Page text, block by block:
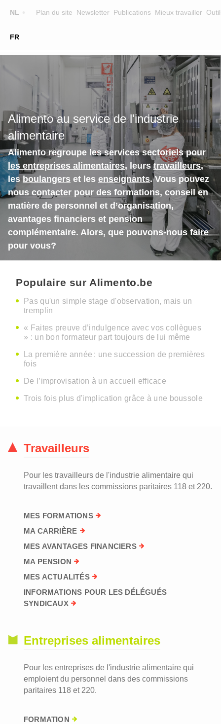
NL
FR
Plan du site Newsletter Publications Mieux travailler
Main
SUR ALIMENTO
EQUIPE
CONTACT
CHERCHER UNE FORMATION
Alimento au service de l'industrie
alimentaire
Alimento regroupe les services sectoriels pour
les entreprises alimentaires, leurstravailleurs,
les boulangers et les enseignants. Vous pouvez
nous contacter pour des formations, conseil en
matière de personnel et d’organisation,
avantages financiers et pension
complémentaire. Alors, que pouvons-nous faire
pour vous?
Populaire sur Alimento.be
Pas qu'un simple stage d'observation, mais un
tremplin
« Faites preuve d’indulgence avec vos collègues
» : un bon formateur part toujours de lui même
La première année : une succession de premières
fois
De l’improvisation à un accueil efficace
Trois fois plus d'implication grâce à une boussole
Travailleurs
Pour les travailleurs de l'industrie alimentaire qui
travaillent dans les commissions paritaires 118 et 220.
MES FORMATIONS
MA CARRIÈRE
MES AVANTAGES FINANCIERS
MA PENSION
MES ACTUALITÉS
INFORMATIONS POUR LES DÉLÉGUÉS
SYNDICAUX
Entreprises alimentaires
Pour les entreprises de l'industrie alimentaire qui
emploient du personnel dans des commissions
paritaires 118 et 220.
FORMATION